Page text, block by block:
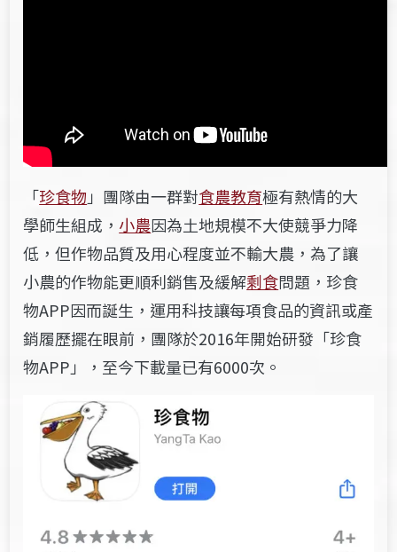
「珍食物 」團隊由一群對食農教育極有熱情的大
學師生組成， 小農因為土地規模不大使競爭力降
低，但作物品質及用心程度並不輸大農，為了讓
小農的作物能更順利銷售及緩解剩食問題，珍食
物APP因而誕生，運用科技讓每項食品的資訊或產
銷履歷擺在眼前，團隊於2016年開始研發「珍食
物APP」，至今下載量已有6000次。